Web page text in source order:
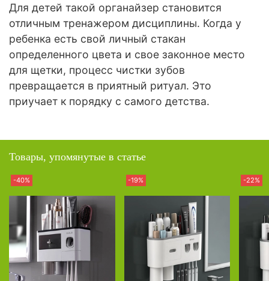
Для детей такой органайзер становится
отличным тренажером дисциплины. Когда у
ребенка есть свой личный стакан
определенного цвета и свое законное место
для щетки, процесс чистки зубов
превращается в приятный ритуал. Это
приучает к порядку с самого детства.
Товары, упомянутые в статье
-40% -19% -22%